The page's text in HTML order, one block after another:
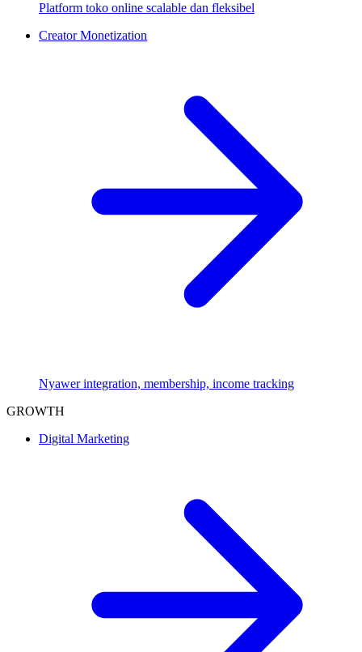
Platform toko online scalable dan fleksibel
Creator Monetization
Nyawer integration, membership, income tracking
GROWTH
Digital Marketing